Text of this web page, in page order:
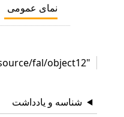
نمای عمومی
"http://qoqnus.nosa.com/resource/fal/object12"
شناسه و یادداشت